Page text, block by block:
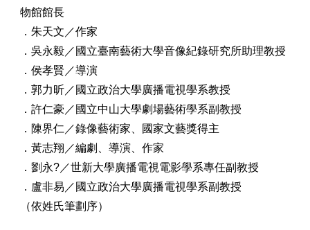
物館館長
．朱天文／作家
．吳永毅／國立臺南藝術大學音像紀錄研究所助理教授
．侯孝賢／導演
．郭力昕／國立政治大學廣播電視學系教授
．許仁豪／國立中山大學劇場藝術學系副教授
．陳界仁／錄像藝術家、國家文藝獎得主
．黃志翔／編劇、導演、作家
．劉永?／世新大學廣播電視電影學系專任副教授
．盧非易／國立政治大學廣播電視學系副教授
（依姓氏筆劃序）